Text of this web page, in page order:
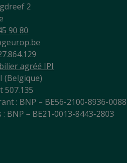
2
90 80
agréé IPI
(Belgique)
507.135
: BNP – BE56-2100-8936-0088
BNP – BE21-0013-8443-2803